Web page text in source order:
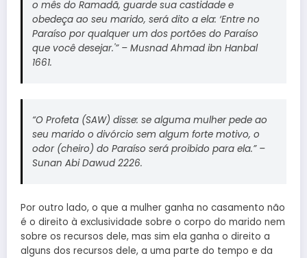
o mês do Ramadã, guarde sua castidade e
obedeça ao seu marido, será dito a ela: ‘Entre no
Paraíso por qualquer um dos portões do Paraíso
que você desejar.'” – Musnad Ahmad ibn Hanbal
1661.
“O Profeta (SAW) disse: se alguma mulher pede ao
seu marido o divórcio sem algum forte motivo, o
odor (cheiro) do Paraíso será proibido para ela.” –
Sunan Abi Dawud 2226.
Por outro lado, o que a mulher ganha no casamento não
é o direito à exclusividade sobre o corpo do marido nem
sobre os recursos dele, mas sim ela ganha o direito a
alguns dos recursos dele, a uma parte do tempo e da